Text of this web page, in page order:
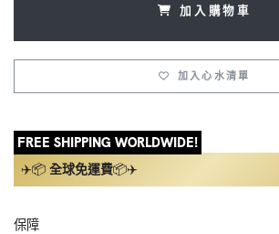
加入購物車
加入心水清單
FREE SHIPPING WORLDWIDE!
✈️📦 全球免運費📦✈️
保障